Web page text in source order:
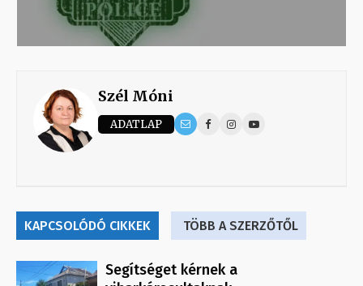
Szél Móni
ADATLAP
KAPCSOLÓDÓ CIKKEK TÖBB A SZERZŐTŐL
Segítséget kérnek a